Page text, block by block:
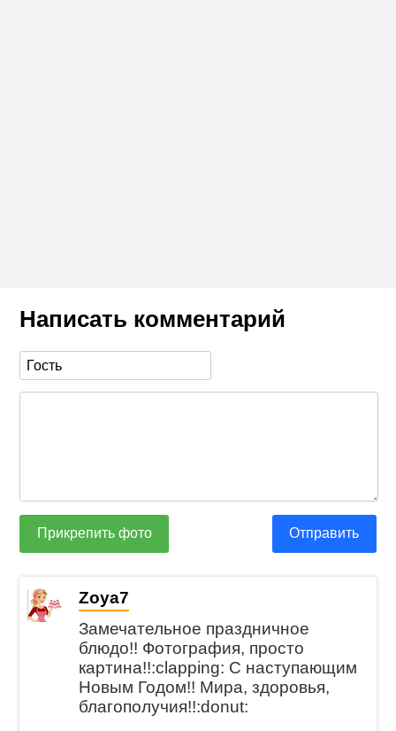
Написать комментарий
Прикрепить фото Отправить
Zoya7
Замечательное праздничное
блюдо!! Фотография, просто
картина!!:clapping: С наступающим
Новым Годом!! Мира, здоровья,
благополучия!!:donut: